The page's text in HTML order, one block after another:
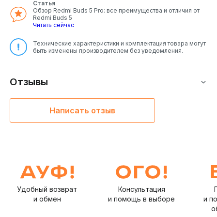
Статья
Обзор Redmi Buds 5 Pro: все преимущества и отличия от
Redmi Buds 5
Читать сейчас
Технические характеристики и комплектация товара могут
быть изменены производителем без уведомления.
Отзывы
Написать отзыв
Удобный возврат
и обмен
Консультация
и помощь в выборе
и